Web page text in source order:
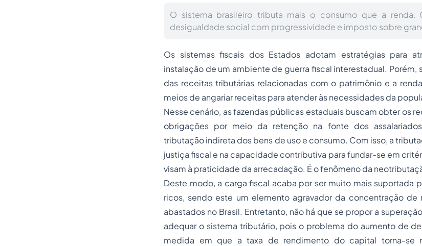
O sistema brasileiro tributa mais o consumo que a renda.
desigualdade social com progressividade e imposto sobre
Os sistemas fiscais dos Estados adotam estratégias para
instalação de um ambiente de guerra fiscal interestadual. Porém,
das receitas tributárias relacionadas com o patrimônio e a
meios de angariar receitas para atender às necessidades da
Nesse cenário, as fazendas públicas estaduais buscam obter os
obrigações por meio da retenção na fonte dos
tributação indireta dos bens de uso e consumo. Com isso, a
justiça fiscal e na capacidade contributiva para fundar-se em
visam à praticidade da arrecadação. É o fenômeno da
Deste modo, a carga fiscal acaba por ser muito mais suportada
ricos, sendo este um elemento agravador da concentração de
abastados no Brasil. Entretanto, não há que se propor a
adequar o sistema tributário, pois o problema do aumento de
medida em que a taxa de rendimento do capital torna-se